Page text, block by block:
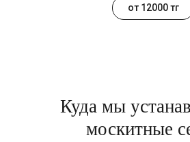
от 12000 тг
Куда мы
москитные